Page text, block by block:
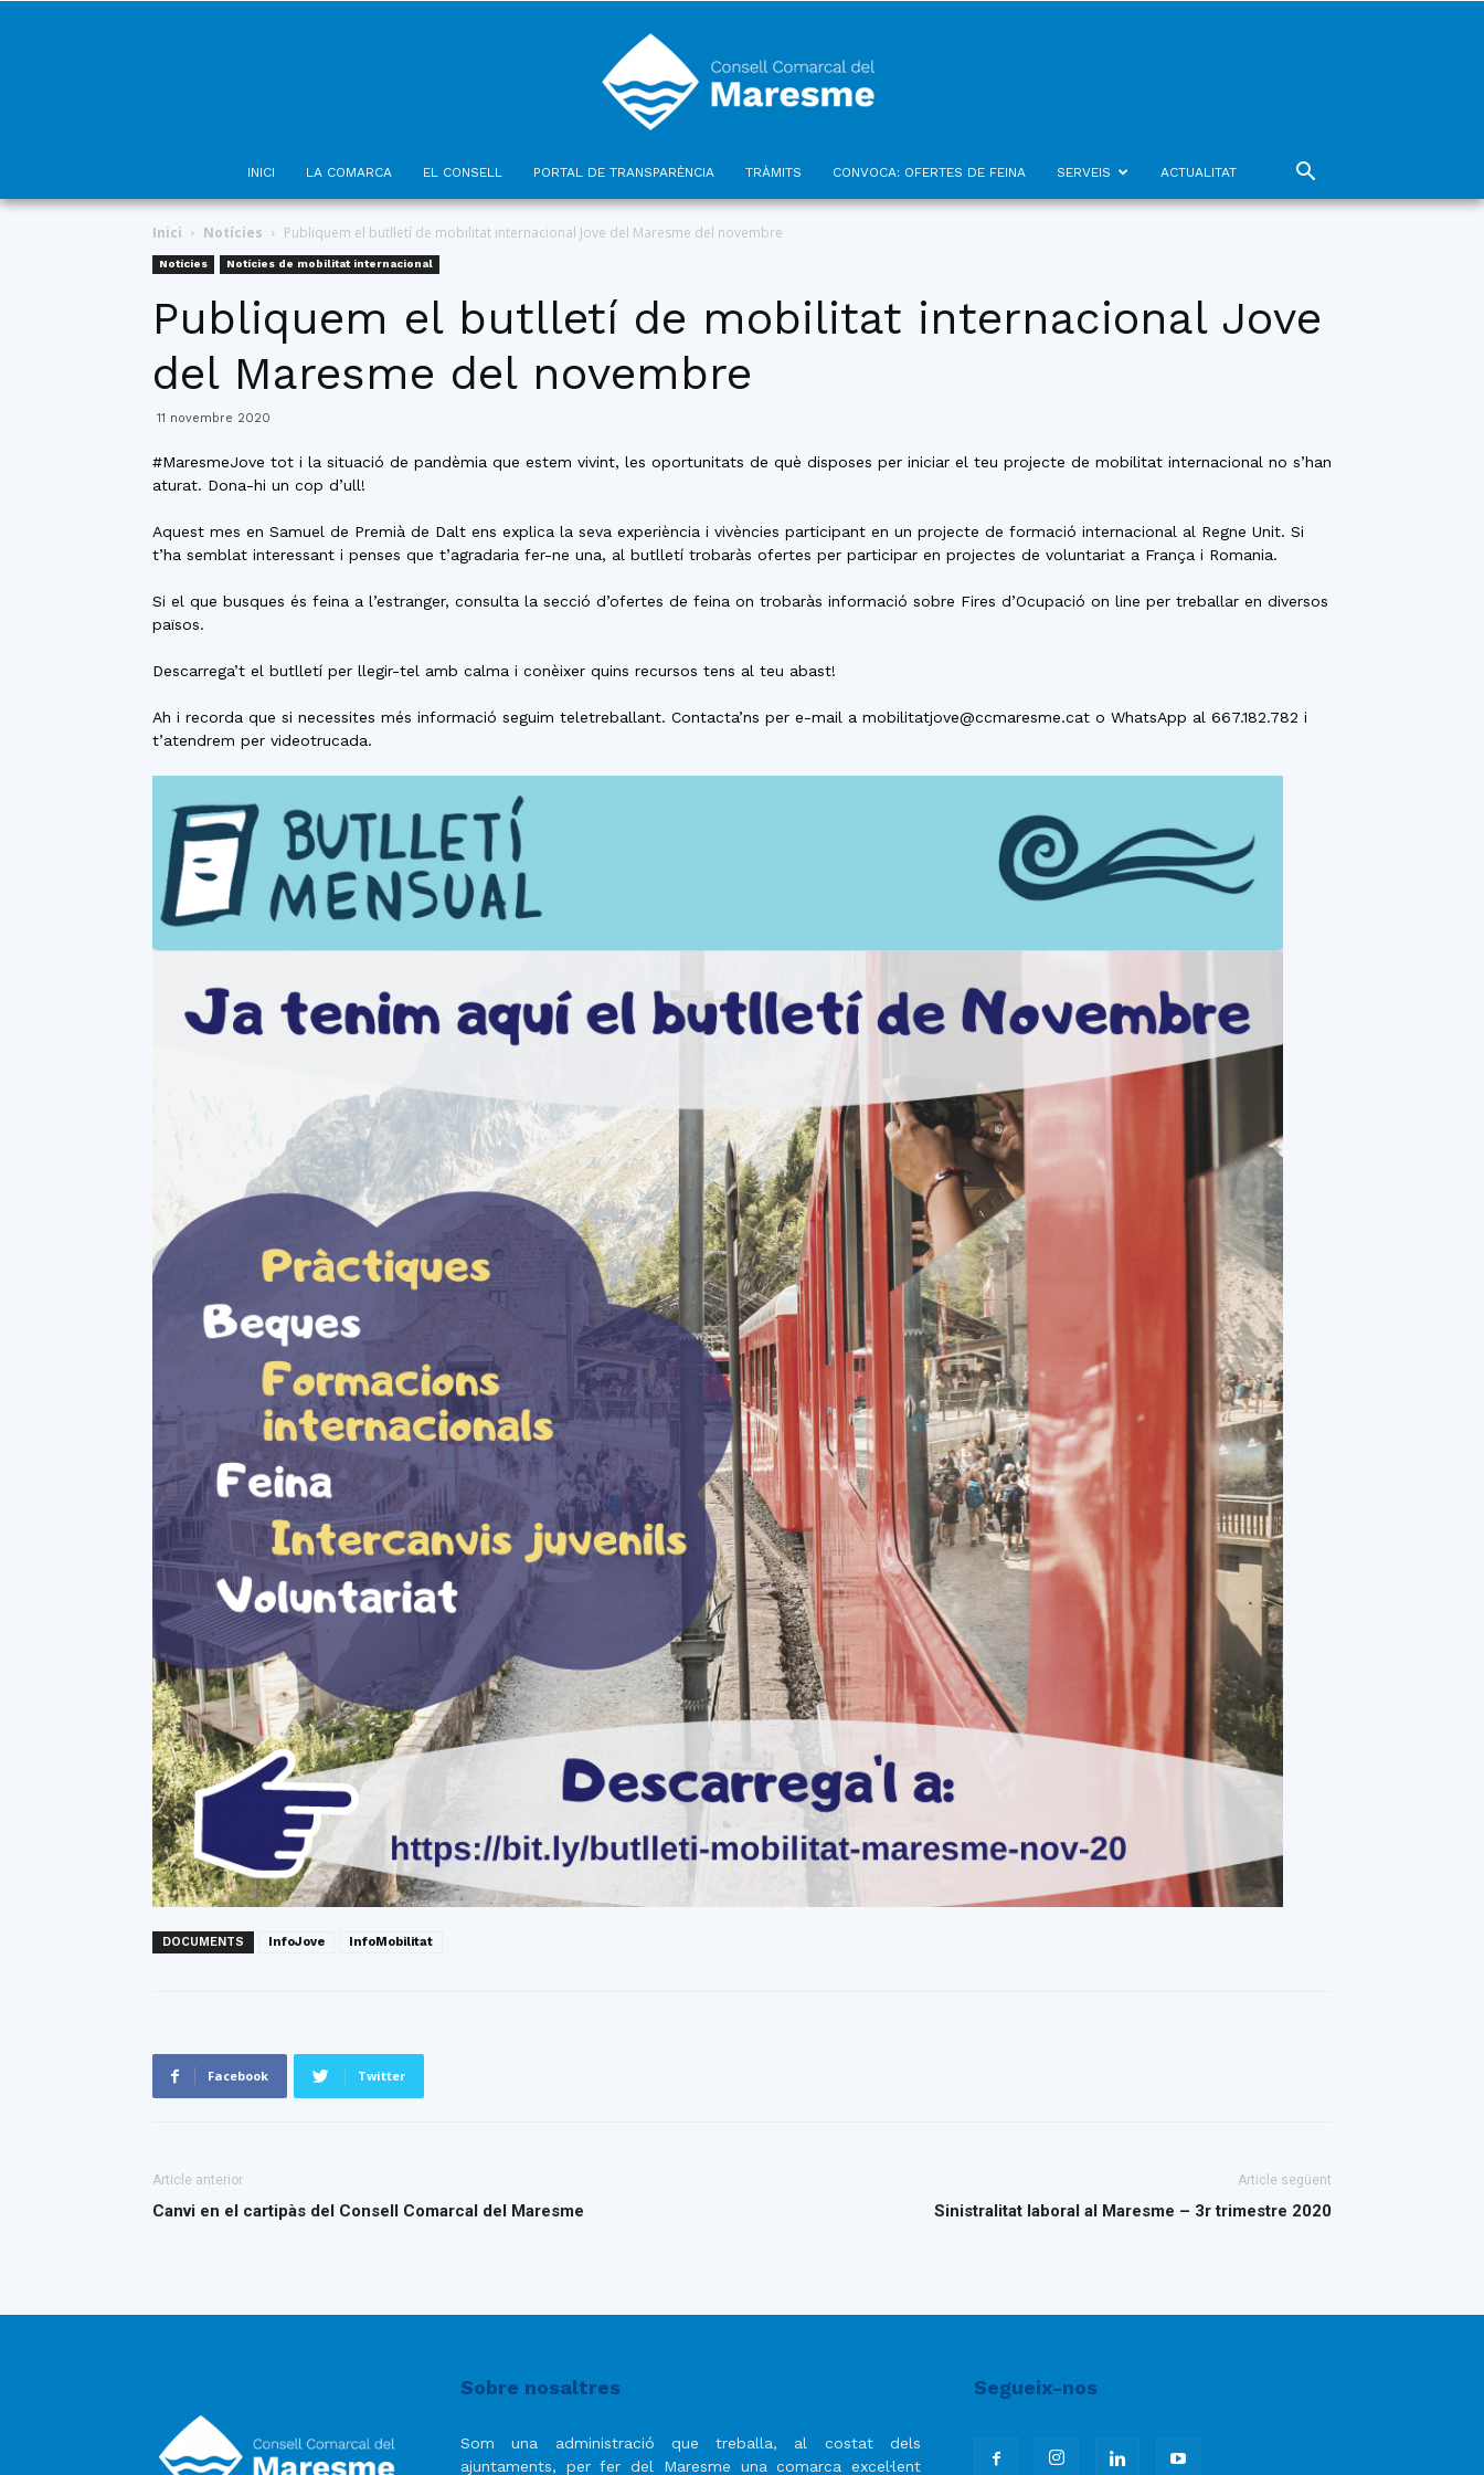
INICI LA COMARCA EL CONSELL PORTAL DE TRANSPARÈNCIA TRÀMITS CONVOCA: OFERTES DE FEINA SERVEIS ACTUALITAT
Inici Notícies Publiquem el butlletí de mobilitat internacional Jove del Maresme del novembre
Notícies Notícies de mobilitat internacional
Publiquem el butlletí de mobilitat internacional Jove
del Maresme del novembre
11 novembre 2020
#MaresmeJove tot i la situació de pandèmia que estem vivint, les oportunitats de què disposes per iniciar el teu projecte de mobilitat internacional no s’han
aturat. Dona-hi un cop d’ull!
Aquest mes en Samuel de Premià de Dalt ens explica la seva experiència i vivències participant en un projecte de formació internacional al Regne Unit. Si
t’ha semblat interessant i penses que t’agradaria fer-ne una, al butlletí trobaràs ofertes per participar en projectes de voluntariat a França i Romania.
Si el que busques és feina a l’estranger, consulta la secció d’ofertes de feina on trobaràs informació sobre Fires d’Ocupació on line per treballar en diversos
països.
Descarrega’t el butlletí per llegir-tel amb calma i conèixer quins recursos tens al teu abast!
Ah i recorda que si necessites més informació seguim teletreballant. Contacta’ns per e-mail a mobilitatjove@ccmaresme.cat o WhatsApp al 667.182.782 i
t’atendrem per videotrucada.
DOCUMENTS InfoJove InfoMobilitat
Facebook Twitter
Article anterior
Canvi en el cartipàs del Consell Comarcal del Maresme
Article següent
Sinistralitat laboral al Maresme – 3r trimestre 2020
Sobre nosaltres
Som una administració que treballa, al costat dels
ajuntaments, per fer del Maresme una comarca excel·lent
Segueix-nos